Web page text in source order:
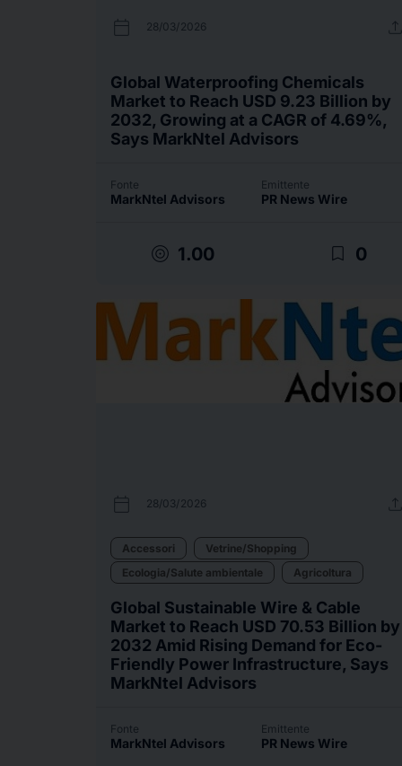
calendar_today 28/03/2026
Global Waterproofing Chemicals
Market to Reach USD 9.23 Billion by
2032, Growing at a CAGR of 4.69%,
Says MarkNtel Advisors
Fonte
MarkNtel Advisors
Emittente
PR News Wire
target 1.00 bookmark_border 0
calendar_today 28/03/2026
Accessori
Vetrine/Shopping
Ecologia/Salute ambientale
Agricoltura
Global Sustainable Wire & Cable
Market to Reach USD 70.53 Billion by
2032 Amid Rising Demand for Eco-
Friendly Power Infrastructure, Says
MarkNtel Advisors
Fonte
MarkNtel Advisors
Emittente
PR News Wire